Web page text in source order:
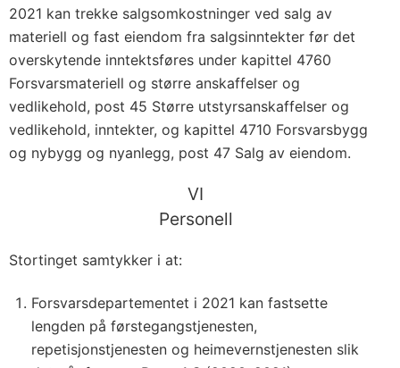
2021 kan trekke salgsomkostninger ved salg av
materiell og fast eiendom fra salgsinntekter før det
overskytende inntektsføres under kapittel 4760
Forsvarsmateriell og større anskaffelser og
vedlikehold, post 45 Større utstyrsanskaffelser og
vedlikehold, inntekter, og kapittel 4710 Forsvarsbygg
og nybygg og nyanlegg, post 47 Salg av eiendom.
VI
Personell
Stortinget samtykker i at:
Forsvarsdepartementet i 2021 kan fastsette
lengden på førstegangstjenesten,
repetisjonstjenesten og heimevernstjenesten slik